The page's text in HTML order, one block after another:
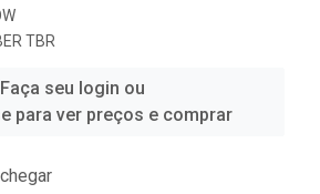
TBR
Faça seu login ou
para ver preços e comprar